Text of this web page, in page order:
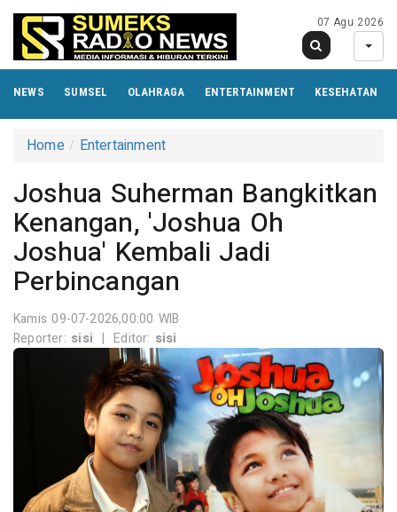
07 Agu 2026
NEWS SUMSEL OLAHRAGA ENTERTAINMENT KESEHATAN
Home Entertainment
Joshua Suherman Bangkitkan
Kenangan, 'Joshua Oh
Joshua' Kembali Jadi
Perbincangan
Kamis 09-07-2026,00:00 WIB
Reporter: sisi | Editor: sisi